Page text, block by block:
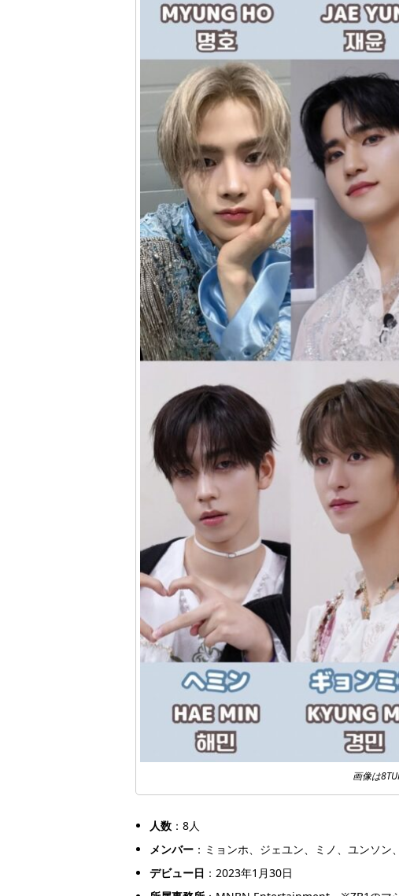
画像は
人数 ：8人
メンバー ：ミョンホ、ジェユン、ミノ、ユンソ
デビュー日 ：2023年1月30日